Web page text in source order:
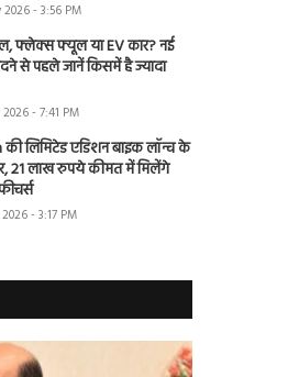
- 3:56 PM
फ्लेक्स फ्यूल या EV कार? नई
से पहले जानें किसमें है ज्यादा
- 7:41 PM
लिमिटेड एडिशन बाइक लॉन्च के
21 लाख रुपये कीमत में मिलेंगे
- 3:17 PM